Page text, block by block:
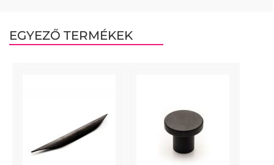
EGYEZŐ TERMÉKEK